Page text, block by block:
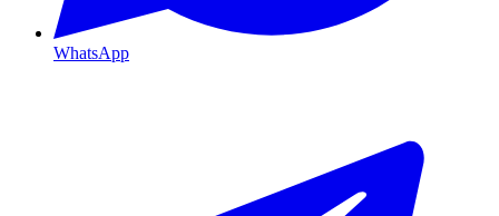
WhatsApp